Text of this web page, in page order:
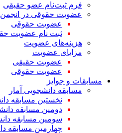
فرم ثبت‌نام عضو حقیقی
عضویت حقوقی در انجمن
عضویت حقوقی
ثبت نام عضویت
هزینه‌های عضویت
مزایای عضویت
عضویت حقیقی
عضویت حقوقی
مسابقات و جوایز
مسابقه دانشجویی آمار
نخستین مسابقه
دومین مسابقه
سومین مسابقه
چهارمین مسابقه